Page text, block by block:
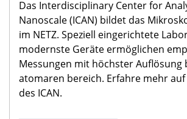
Das Interdisciplinary Center for
Nanoscale (ICAN) bildet das
im NETZ. Speziell eingerichtete
modernste Geräte ermöglichen
Messungen mit höchster Auflösung
atomaren bereich. Erfahre mehr
des ICAN.